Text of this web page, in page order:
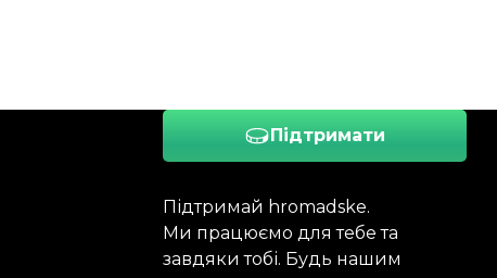
Підтримати
Підтримай hromadske.
Ми працюємо для тебе та
завдяки тобі. Будь нашим